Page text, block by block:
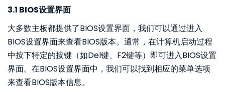
3.1 BIOS设置界面
大多数主板都提供了BIOS设置界面，我们可以通过进入
BIOS设置界面来查看BIOS版本。通常，在计算机启动过程
中按下特定的按键（如Del键、F2键等）即可进入BIOS设置
界面。在BIOS设置界面中，我们可以找到相应的菜单选项
来查看BIOS版本信息。